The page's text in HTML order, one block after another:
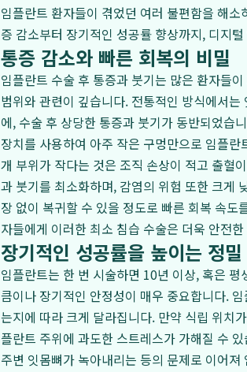
임플란트 환자들이 겪었던 여러 불편함을 해
증 감소부터 장기적인 성공률 향상까지, 디지
통증 감소와 빠른 회복의 비밀
임플란트 수술 후 통증과 붓기는 많은 환자들
범위와 관련이 깊습니다. 전통적인 방식에서
에, 수술 후 상당한 통증과 붓기가 동반되었습
장치를 사용하여 아주 작은 구멍만으로 임플
개 부위가 작다는 것은 조직 손상이 적고 출혈
과 붓기를 최소화하며, 감염의 위험 또한 크게
장 없이 복귀할 수 있을 정도로 빠른 회복 속
자들에게 이러한 최소 침습 수술은 더욱 안전
장기적인 성공률을 높이는 정
임플란트는 한 번 시술하면 10년 이상, 혹은
큼이나 장기적인 안정성이 매우 중요합니다.
는지에 따라 크게 달라집니다. 만약 식립 위치
플란트 주위에 과도한 스트레스가 가해질 수
주변 잇몸뼈가 녹아내리는 등의 문제로 이어